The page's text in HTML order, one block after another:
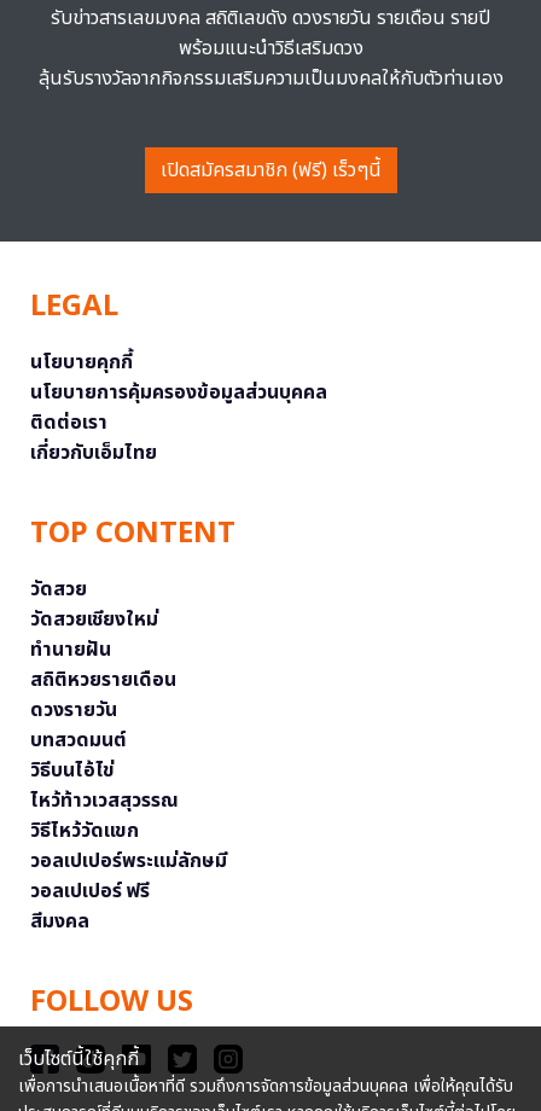
รับข่าวสารเลขมงคล สถิติเลขดัง ดวงรายวัน รายเดือน รายปี
พร้อมแนะนำวิธีเสริมดวง
ลุ้นรับรางวัลจากกิจกรรมเสริมความเป็นมงคลให้กับตัวท่านเอง
เปิดสมัครสมาชิก (ฟรี) เร็วๆนี้
LEGAL
นโยบายคุกกี้
นโยบายการคุ้มครองข้อมูลส่วนบุคคล
ติดต่อเรา
เกี่ยวกับเอ็มไทย
TOP CONTENT
วัดสวย
วัดสวยเชียงใหม่
ทำนายฝัน
สถิติหวยรายเดือน
ดวงรายวัน
บทสวดมนต์
วิธีบนไอ้ไข่
ไหว้ท้าวเวสสุวรรณ
วิธีไหว้วัดแขก
วอลเปเปอร์พระแม่ลักษมี
วอลเปเปอร์ ฟรี
สีมงคล
FOLLOW US
เว็บไซต์นี้ใช้คุกกี้
เพื่อการนำเสนอเนื้อหาที่ดี รวมถึงการจัดการข้อมูลส่วนบุคคล เพื่อให้คุณได้รับ